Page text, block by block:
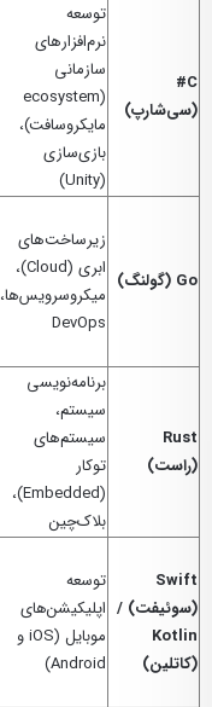
C#
(سی‌شارپ)
توسعه
نرم‌افزارهای
سازمانی
(ecosystem
مایکروسافت)،
بازی‌سازی
(Unity)
Go (گولنگ)
زیرساخت‌های
ابری (Cloud)،
میکروسرویس‌ها،
DevOps
Rust
(راست)
برنامه‌نویسی
سیستم،
سیستم‌های
توکار
(Embedded)،
بلاک‌چین
Swift
(سوئیفت) /
Kotlin
(کاتلین)
توسعه
اپلیکیشن‌های
موبایل (iOS و
Android)